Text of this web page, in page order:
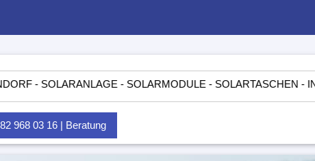
- SOLARMODULE - SOLARTASCHEN -
968 03 16 | Beratung